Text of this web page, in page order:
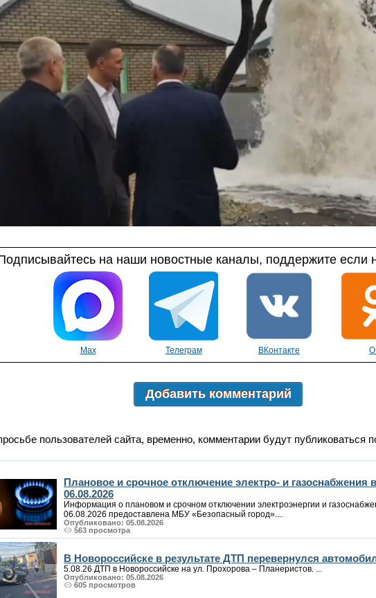
на наши новостные каналы, поддержите если
Max Телеграм ВКонтакте
Добавить комментарий
пользователей сайта, временно, комментарии будут публиковаться
Плановое и срочное отключение электро- и газоснабжения
06.08.2026
Информация о плановом и срочном отключении электроэнергии и
06.08.2026 предоставлена МБУ «Безопасный город»....
Опубликовано: 05.08.2026
563 просмотра
В Новороссийске в результате ДТП перевернулся
5.08.26 ДТП в Новороссийске на ул. Прохорова – Планеристов. ...
Опубликовано: 05.08.2026
605 просмотров